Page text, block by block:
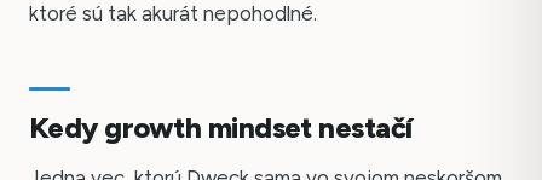
ktoré sú tak akurát nepohodlné.
Kedy growth mindset nestačí